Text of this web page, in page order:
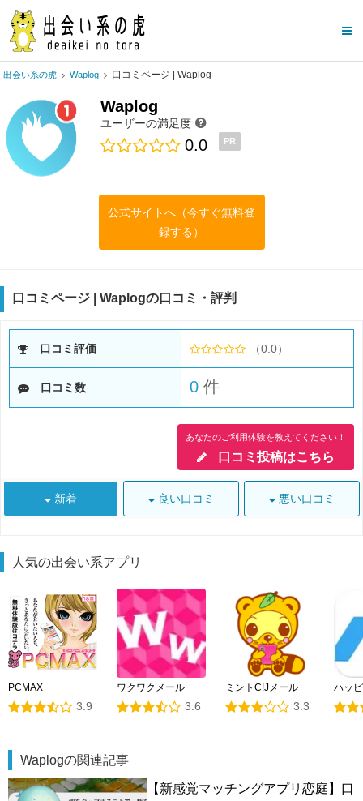
出会い系の虎 Waplog 口コミページ | Waplog
Waplog
ユーザーの満足度
0.0 PR
公式サイトへ（今すぐ無料登
録する）
口コミページ | Waplogの口コミ・評判
口コミ評価 （0.0）
口コミ数 0 件
あなたのご利用体験を教えてください！
口コミ投稿はこちら
新着 良い口コミ 悪い口コミ
人気の出会い系アプリ
PCMAX
3.9
ワクワクメール
3.6
ミントC!Jメール
3.3
ハッ
Waplogの関連記事
【新感覚マッチングアプリ恋庭】口